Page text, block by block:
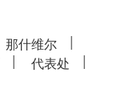
那什维尔
代表处